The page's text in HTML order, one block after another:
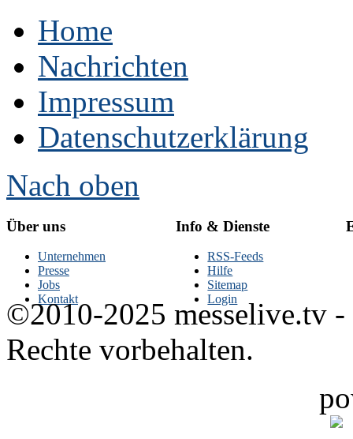
Home
Nachrichten
Impressum
Datenschutzerklärung
Nach oben
Über uns
Unternehmen
Presse
Jobs
Kontakt
Info & Dienste
RSS-Feeds
Hilfe
Sitemap
Login
©2010-2025 messelive.tv -
Rechte vorbehalten.